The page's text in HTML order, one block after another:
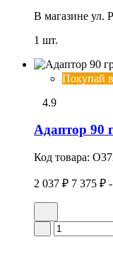
В магазине ул.
1 шт.
Покупай
4.9
Адаптор 90
Код товара:
2 037 ₽ 7 375 ₽